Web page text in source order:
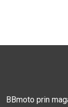
BBmoto prin